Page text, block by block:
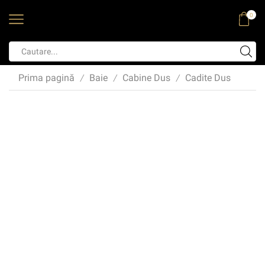
0
Prima pagină / Baie / Cabine Dus / Cadite Dus